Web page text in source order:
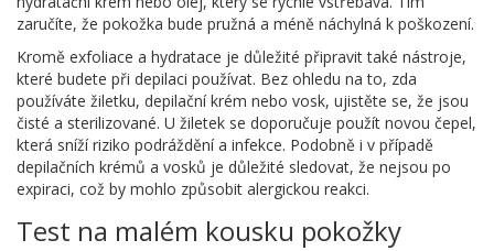
zaručíte, že pokožka bude pružná a méně náchylná k poškození.
Kromě exfoliace a hydratace je důležité připravit také nástroje,
které budete při depilaci používat. Bez ohledu na to, zda
používáte žiletku, depilační krém nebo vosk, ujistěte se, že jsou
čisté a sterilizované. U žiletek se doporučuje použít novou čepel,
která sníží riziko podráždění a infekce. Podobně i v případě
depilačních krémů a vosků je důležité sledovat, že nejsou po
expiraci, což by mohlo způsobit alergickou reakci.
Test na malém kousku pokožky